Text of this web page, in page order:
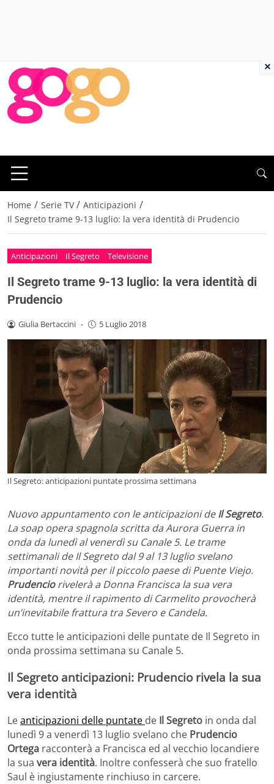
Home / Serie TV / Anticipazioni /
Il Segreto trame 9-13 luglio: la vera identità di Prudencio
Anticipazioni Il Segreto Televisione
Il Segreto trame 9-13 luglio: la vera identità di
Prudencio
Giulia Bertaccini - 5 Luglio 2018
Il Segreto: anticipazioni puntate prossima settimana
Nuovo appuntamento con le anticipazioni deIl Segreto.
La soap opera spagnola scritta da Aurora Guerra in
onda da lunedì al venerdì su Canale 5. Le trame
settimanali de Il Segreto dal 9 al 13 luglio svelano
importanti novità per il piccolo paese di Puente Viejo.
Prudenciorivelerà a Donna Francisca la sua vera
identità, mentre il rapimento di Carmelito provocherà
un’inevitabile frattura tra Severo e Candela.
Ecco tutte le anticipazioni delle puntate de Il Segreto in
onda prossima settimana su Canale 5.
Il Segreto anticipazioni: Prudencio rivela la sua
vera identità
Leanticipazioni delle puntate de Il Segreto in onda dal
lunedì 9 a venerdì 13 luglio svelano che Prudencio
Ortega racconterà a Francisca ed al vecchio locandiere
la sua vera identità. Inoltre confesserà che suo fratello
Saul è ingiustamente rinchiuso in carcere.
×